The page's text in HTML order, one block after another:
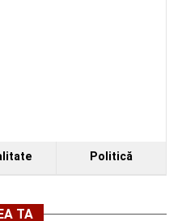
Politică
TA